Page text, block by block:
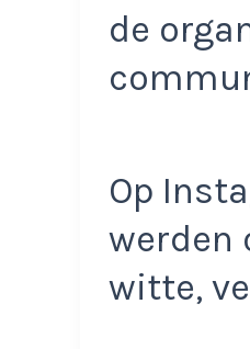
de
Op
werden
witte,